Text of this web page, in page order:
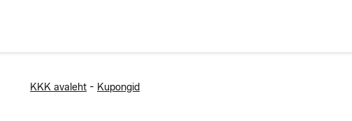
KKK avaleht - Kupongid